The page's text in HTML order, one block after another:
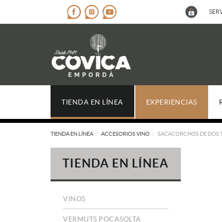
TIENDA EN LÍNEA EXPERIENCIAS
TIENDA EN LÍNEA ACCESORIOS VINO SACACORCHOS DE DOS
TIENDA EN LÍNEA
VINOS
VERMUTS POCASOLTA